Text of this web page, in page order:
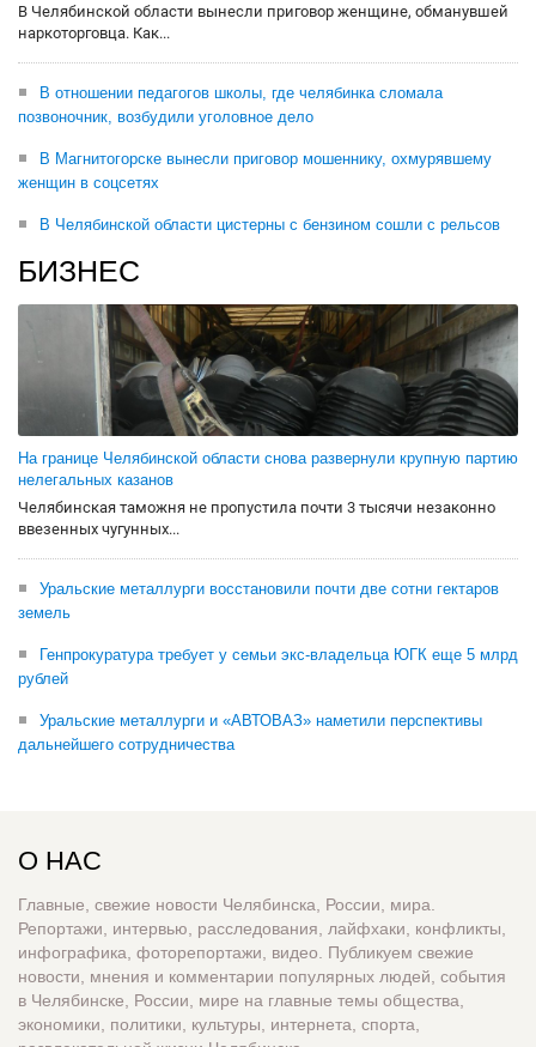
В Челябинской области вынесли приговор женщине, обманувшей
наркоторговца. Как...
В отношении педагогов школы, где челябинка сломала
позвоночник, возбудили уголовное дело
В Магнитогорске вынесли приговор мошеннику, охмурявшему
женщин в соцсетях
В Челябинской области цистерны с бензином сошли с рельсов
БИЗНЕС
На границе Челябинской области снова развернули крупную партию
нелегальных казанов
Челябинская таможня не пропустила почти 3 тысячи незаконно
ввезенных чугунных...
Уральские металлурги восстановили почти две сотни гектаров
земель
Генпрокуратура требует у семьи экс-владельца ЮГК еще 5 млрд
рублей
Уральские металлурги и «АВТОВАЗ» наметили перспективы
дальнейшего сотрудничества
О НАС
Главные, свежие новости Челябинска, России, мира.
Репортажи, интервью, расследования, лайфхаки, конфликты,
инфографика, фоторепортажи, видео. Публикуем свежие
новости, мнения и комментарии популярных людей, события
в Челябинске, России, мире на главные темы общества,
экономики, политики, культуры, интернета, спорта,